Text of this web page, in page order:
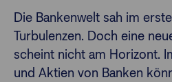
Die Bankenwelt sah im
Turbulenzen. Doch eine
scheint nicht am Horizont.
und Aktien von Banken